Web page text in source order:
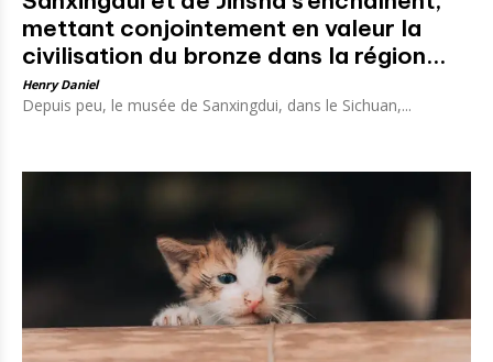
mettant conjointement en valeur la
civilisation du bronze dans la région...
Henry Daniel
Depuis peu, le musée de Sanxingdui, dans le Sichuan,...